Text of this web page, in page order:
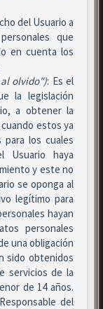
del Usuario a
que
en cuenta los
al olvido"): Es el
la legislación
a obtener la
estos ya
los cuales
Usuario haya
y este no
se oponga al
legítimo para
hayan
personales
una obligación
sido obtenidos
servicios de la
de 14 años.
del